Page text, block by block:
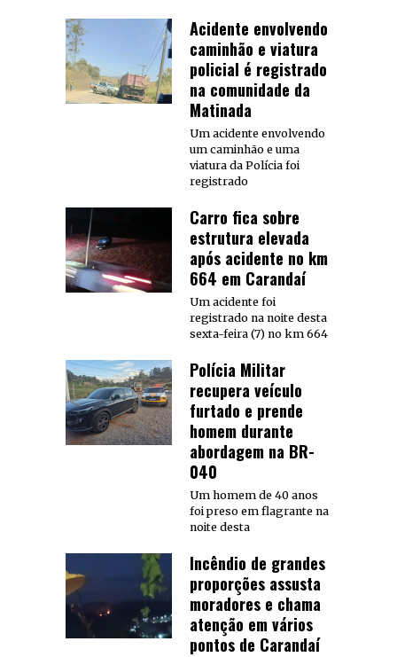
Acidente envolvendo
caminhão e viatura
policial é registrado
na comunidade da
Matinada
Um acidente envolvendo
um caminhão e uma
viatura da Polícia foi
registrado
Carro fica sobre
estrutura elevada
após acidente no km
664 em Carandaí
Um acidente foi
registrado na noite desta
sexta-feira (7) no km 664
Polícia Militar
recupera veículo
furtado e prende
homem durante
abordagem na BR-
040
Um homem de 40 anos
foi preso em flagrante na
noite desta
Incêndio de grandes
proporções assusta
moradores e chama
atenção em vários
pontos de Carandaí